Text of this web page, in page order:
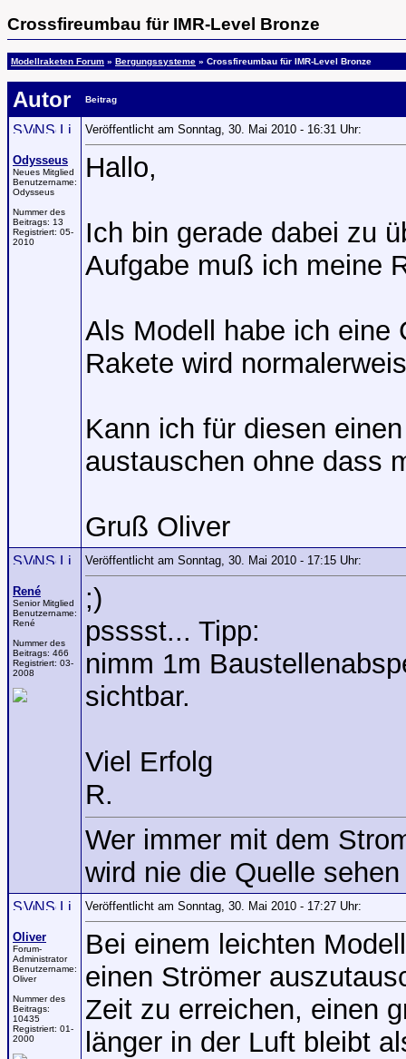
Crossfireumbau für IMR-Level Bronze
Modellraketen Forum » Bergungssysteme » Crossfireumbau für IMR-Level Bronze
Autor Beitrag
Odysseus
Neues Mitglied
Benutzername:
Odysseus
Nummer des
Beitrags: 13
Registriert: 05-
2010
Veröffentlicht am Sonntag, 30. Mai 2010 - 16:31 Uhr:
Hallo,
Ich bin gerade dabei zu
Aufgabe muß ich meine
Als Modell habe ich eine
Rakete wird
Kann ich für diesen
austauschen ohne dass
Gruß Oliver
René
Senior Mitglied
Benutzername:
René
Nummer des
Beitrags: 466
Registriert: 03-
2008
Veröffentlicht am Sonntag, 30. Mai 2010 - 17:15 Uhr:
;)
psssst... Tipp:
nimm 1m
sichtbar.
Viel Erfolg
R.
Wer immer mit dem
wird nie die Quelle sehen
Oliver
Forum-
Administrator
Benutzername:
Oliver
Nummer des
Beitrags:
10435
Registriert: 01-
2000
Veröffentlicht am Sonntag, 30. Mai 2010 - 17:27 Uhr:
Bei einem leichten
einen Strömer
Zeit zu erreichen, einen
länger in der Luft bleibt